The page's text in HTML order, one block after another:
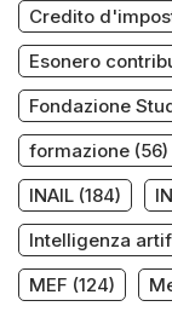
Credito
Esonero
Fondazione
formazione (56)
INAIL (184)
Intelligenza
MEF (124)